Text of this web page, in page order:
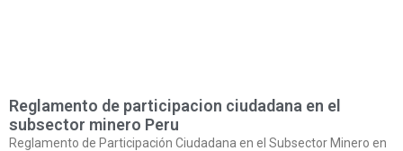
Reglamento de participacion ciudadana en el
subsector minero Peru
Reglamento de Participación Ciudadana en el Subsector Minero en